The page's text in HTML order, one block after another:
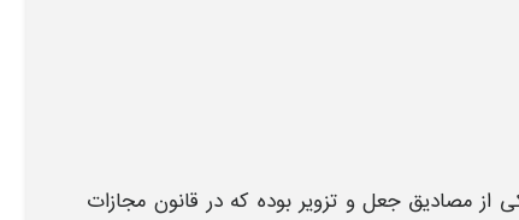
از مصادیقجعلو تزویر بوده که در قانون مجازات